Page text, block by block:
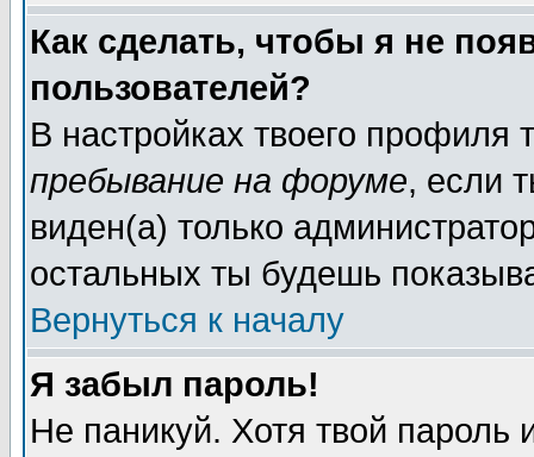
Как сделать, чтобы я не
пользователей?
В настройках твоего
пребывание на форуме, если
виден(а) только
остальных ты будешь
Вернуться к началу
Я забыл пароль!
Не паникуй. Хотя твой пароль